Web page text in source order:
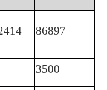
86897
3500